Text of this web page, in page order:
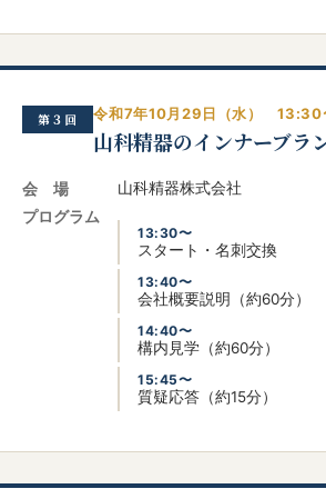
第３回 令和7年10月29日（水）
山科精器のインナーブラ
会 場
山科精器株式会社
プログラム
13:30〜
スタート・名刺交換
13:40〜
会社概要説明（約60分）
14:40〜
構内見学（約60分）
15:45〜
質疑応答（約15分）